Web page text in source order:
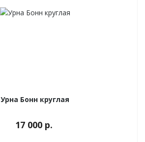
Урна Бонн круглая
17 000 р.